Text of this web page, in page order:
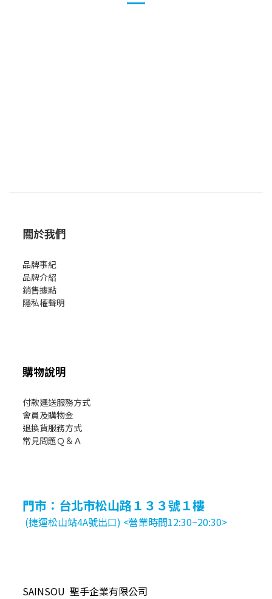
關於我們
品牌事紀
品牌介紹
銷售據點
隱私權聲明
購物說明
付款運送服務方式
會員及購物金
退換貨服務方式
常見問題Ｑ＆Ａ
門市：台北市松山路１３３號１樓
(捷運松山站4A號出口) <營業時間12:30~20:30>
SAINSOU 聖手企業有限公司